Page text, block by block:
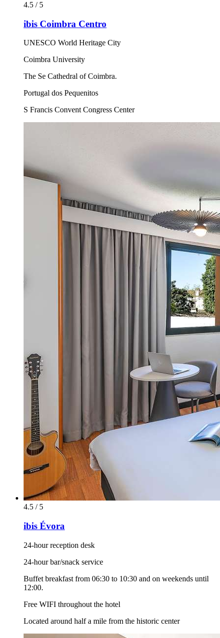
4.5 / 5
ibis Coimbra Centro
UNESCO World Heritage City
Coimbra University
The Se Cathedral of Coimbra.
Portugal dos Pequenitos
S Francis Convent Congress Center
4.5 / 5
ibis Évora
24-hour reception desk
24-hour bar/snack service
Buffet breakfast from 06:30 to 10:30 and on weekends until
12:00.
Free WIFI throughout the hotel
Located around half a mile from the historic center